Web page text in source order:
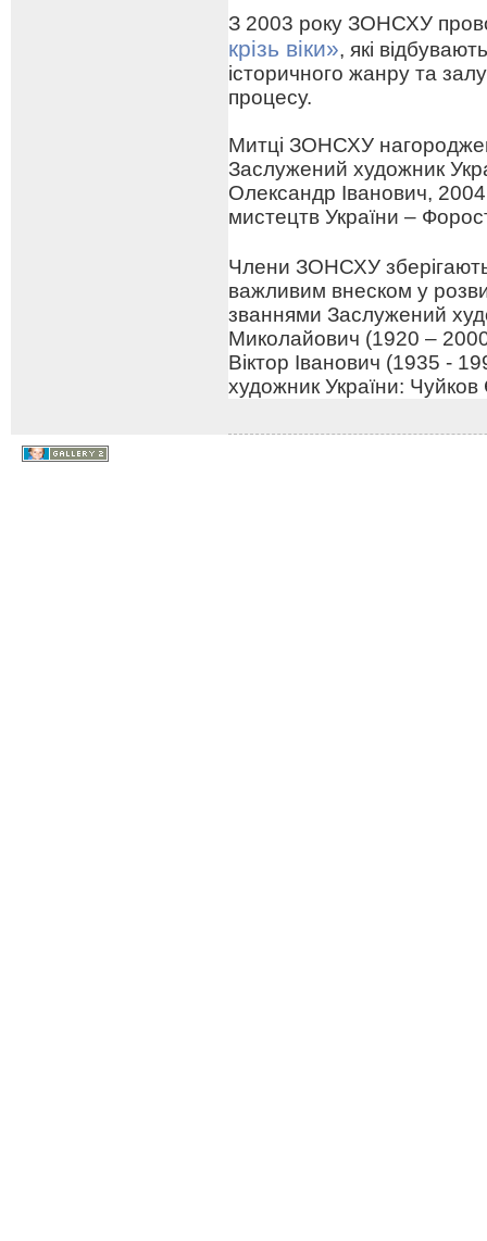
З 2003 року ЗОНСХУ
крізь віки», які
історичного жанру та
процесу.
Митці ЗОНСХУ
Заслужений художник
Олександр Іванович,
мистецтв України –
Члени ЗОНСХУ
важливим внеском у
званнями Заслужений
Миколайович (1920 –
Віктор Іванович (1935 -
художник України: